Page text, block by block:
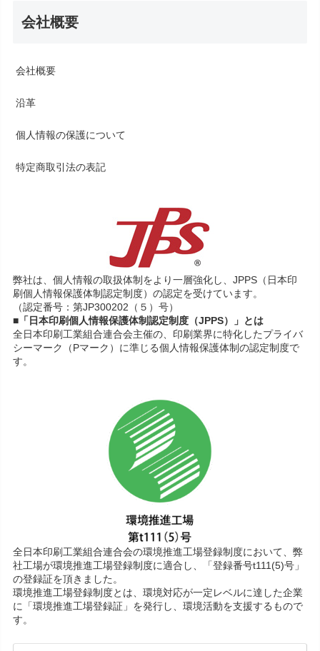
会社概要
会社概要
沿革
個人情報の保護について
特定商取引法の表記
弊社は、個人情報の取扱体制をより一層強化し、JPPS（日本印
刷個人情報保護体制認定制度）の認定を受けています。
（認定番号：第JP300202（５）号）
■「日本印刷個人情報保護体制認定制度（JPPS）」とは
全日本印刷工業組合連合会主催の、印刷業界に特化したプライバ
シーマーク（Pマーク）に準じる個人情報保護体制の認定制度で
す。
全日本印刷工業組合連合会の環境推進工場登録制度において、弊
社工場が環境推進工場登録制度に適合し、「登録番号t111(5)号」
の登録証を頂きました。
環境推進工場登録制度とは、環境対応が一定レベルに達した企業
に「環境推進工場登録証」を発行し、環境活動を支援するもので
す。